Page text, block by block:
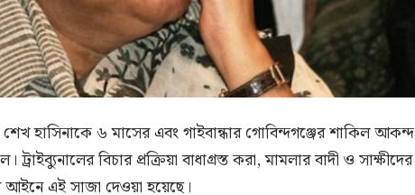
হাসিনাকে ৬ মাসের এবং গাইবান্ধার গোবিন্দগঞ্জের শাকিল আকন্দ
বিচার প্রক্রিয়া বাধাগ্রস্ত করা, মামলার বাদী ও সাক্ষীদের
আইনে এই সাজা দেওয়া হয়েছে।